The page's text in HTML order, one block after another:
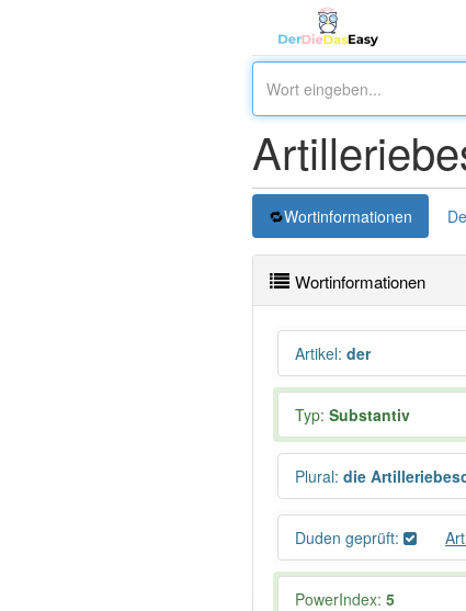
Wortinformationen
Wortinformationen
Artikel: der
Typ: Substantiv
Plural: die
Duden geprüft:
PowerIndex: 5